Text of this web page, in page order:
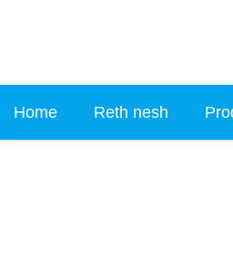
Home Reth nesh